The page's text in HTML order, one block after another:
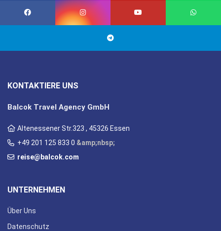
KONTAKTIERE UNS
Balcok Travel Agency GmbH
Altenessener Str.323 , 45326 Essen
+49 201 125 833 0 &amp;nbsp;
reise@balcok.com
UNTERNEHMEN
Über Uns
Datenschutz